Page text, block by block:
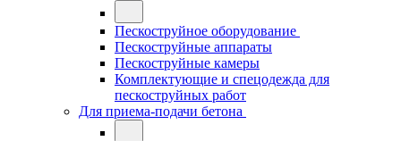
Пескоструйное оборудование
Пескоструйные аппараты
Пескоструйные камеры
Комплектующие и спецодежда для
пескоструйных работ
Для приема-подачи бетона